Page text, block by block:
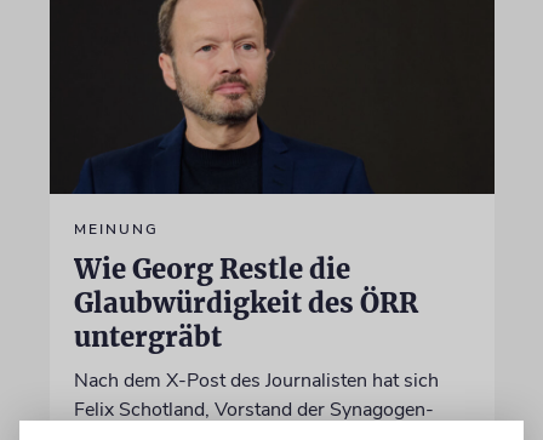
MEINUNG
Wie Georg Restle die
Glaubwürdigkeit des ÖRR
untergräbt
Nach dem X-Post des Journalisten hat sich
Felix Schotland, Vorstand der Synagogen-